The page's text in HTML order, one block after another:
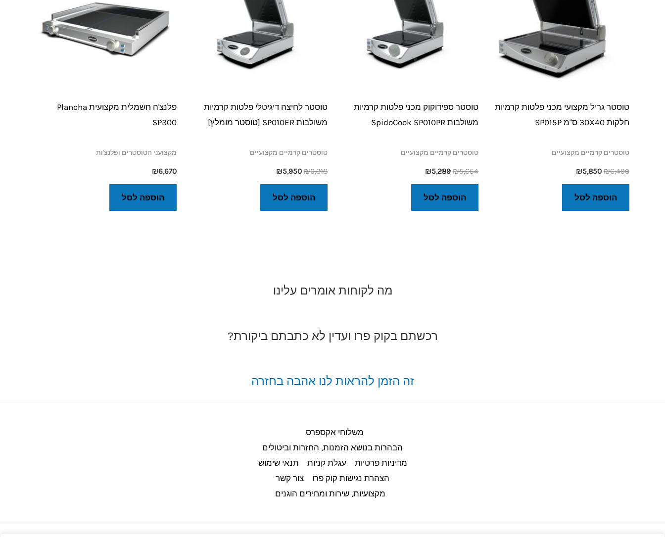
טוסטר גריל מקצועי מכני פלטות קרמיות
חלקות 30X40 ס"מ SP015P
טוסטרים קרמיים מקצועיים
₪6,490
₪5,850
הוספה לסל
טוסטר ספידוקוק מכני פלטות קרמיות
משולבות SpidoCook SP010PR
טוסטרים קרמיים מקצועיים
₪5,654
₪5,289
הוספה לסל
טוסטר לחיצה דיגיטלי פלטות קרמיות
משולבות SP010ER [טוסטר מומלץ]
טוסטרים קרמיים מקצועיים
₪6,318
₪5,950
הוספה לסל
פלנצ'ה חשמלית מקצועית Plancha
SP300
מקצועני הטוסטרים ופלנצ'ות
₪6,670
הוספה לסל
מה לקוחות אומרים עלינו
רכשתם בקוק פרו ועדין לא כתבתם ביקורת?
זה הזמן להראות לנו אהבה בחזרה
משלוחי אקספרס
הבהרות בנושא הזמנות, החזרות וביטולים​
מדיניות פרטיות
עגלת קניות
תנאי שימוש
הצהרת נגישות קוק פרו
צור קשר
מקצועיות, שירות ומחירים הוגנים